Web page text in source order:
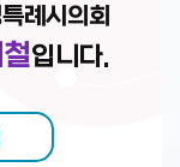
례시의회
입니다.